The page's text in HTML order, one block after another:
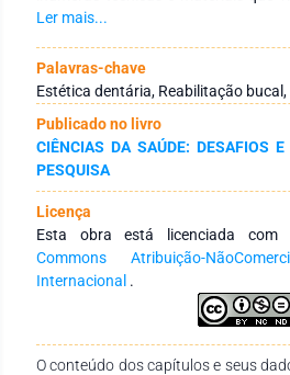
da estética funcional do indivíduo
diretas com resinas compostas. O
relatar um caso clínico de
central superior esquerdo,
resina unicromática. Paciente do
idade, com desordem funcional
atendimento odontológico na
da Univerdidade Federal de
insatisfação com a estética do
clínico observou-se fratura de
elemento dentário 21. A
ocorreu em virtude do ato de
tratamento consistiu na
âmbar APS (Ambar, FGM,
Ler mais...
Palavras-chave
Estética dentária, Reabilitação
Publicado no livro
CIÊNCIAS DA SAÚDE: DESAFIOS
PESQUISA
Licença
Esta obra está licenciada com
Commons Atribuição-
Internacional .
O conteúdo dos capítulos e seus